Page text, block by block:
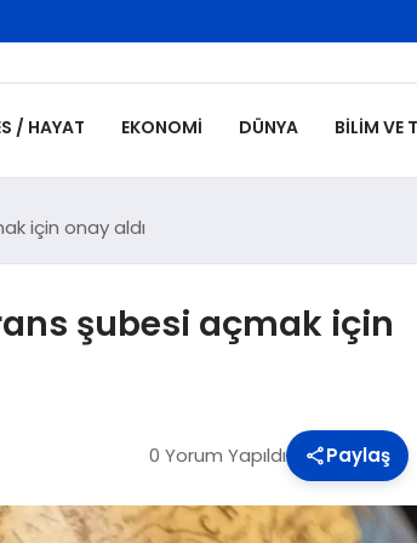
/ HAYAT EKONOMI DÜNYA BILIM VE
için onay aldı
şubesi açmak için
0 Yorum Yapıldı Paylaş